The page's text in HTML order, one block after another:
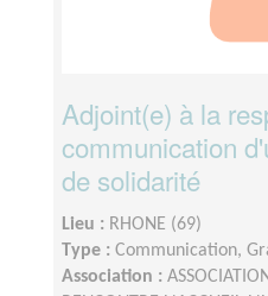
Adjoint(e) à la
communication
de solidarité
Lieu : RHONE (69)
Type : Communication,
Association :